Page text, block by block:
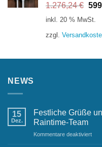
1.276,24€
Preis
inkl. 20 % MwSt.
zzgl.
NEWS
15
Dez.
Festliche Grüße
Raintime-Team
Kommentare deaktiviertfür